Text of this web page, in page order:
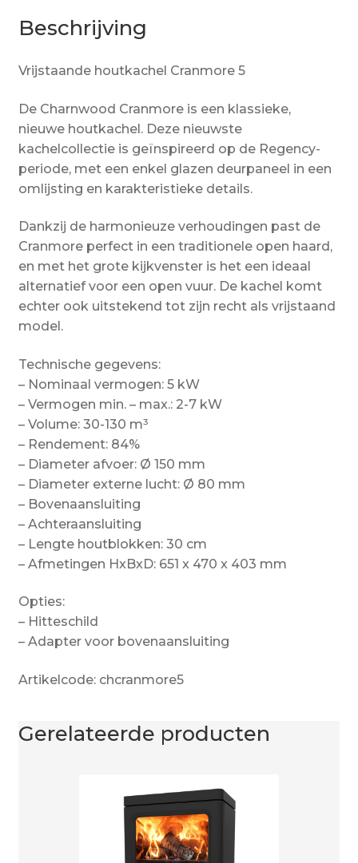
Beschrijving
Vrijstaande houtkachel Cranmore 5
De Charnwood Cranmore is een klassieke,
nieuwe houtkachel. Deze nieuwste
kachelcollectie is geïnspireerd op de Regency-
periode, met een enkel glazen deurpaneel in een
omlijsting en karakteristieke details.
Dankzij de harmonieuze verhoudingen past de
Cranmore perfect in een traditionele open haard,
en met het grote kijkvenster is het een ideaal
alternatief voor een open vuur. De kachel komt
echter ook uitstekend tot zijn recht als vrijstaand
model.
Technische gegevens:
– Nominaal vermogen: 5 kW
– Vermogen min. – max.: 2-7 kW
– Volume: 30-130 m³
– Rendement: 84%
– Diameter afvoer: Ø 150 mm
– Diameter externe lucht: Ø 80 mm
– Bovenaansluiting
– Achteraansluiting
– Lengte houtblokken: 30 cm
– Afmetingen HxBxD: 651 x 470 x 403 mm
Opties:
– Hitteschild
– Adapter voor bovenaansluiting
Artikelcode: chcranmore5
Gerelateerde producten